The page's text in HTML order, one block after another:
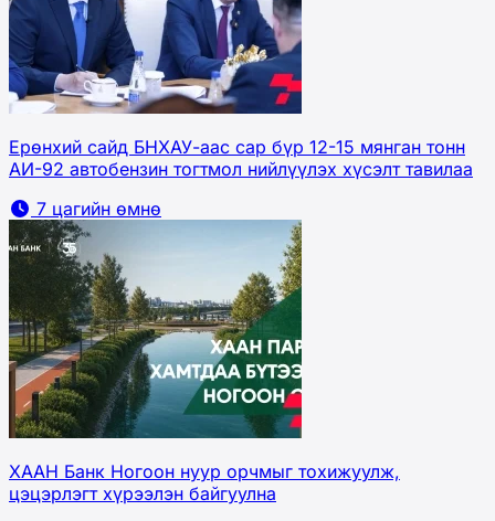
Ерөнхий сайд БНХАУ-аас сар бүр 12-15 мянган тонн
АИ-92 автобензин тогтмол нийлүүлэх хүсэлт тавилаа
7 цагийн өмнө
ХААН Банк Ногоон нуур орчмыг тохижуулж,
цэцэрлэгт хүрээлэн байгуулна